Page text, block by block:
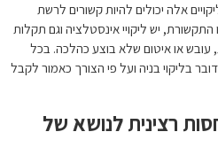
אלה יכולים להיות קשורים לרשת
יש ליקויי אינסטלציה וגם תקלות
או איטום שלא בוצע כהלכה. בכל
בניה ועל פי הצורך כאמור לקבל
רצינית לנושא של